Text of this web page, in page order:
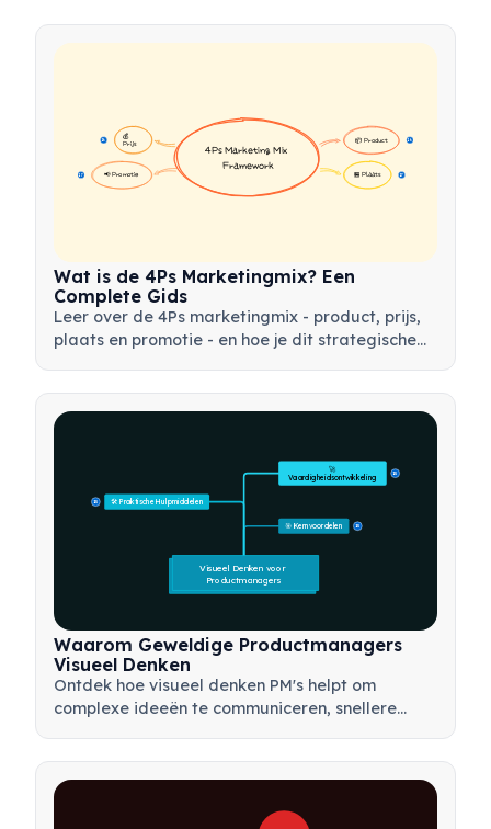
📦 Product 16
💰
Prijs
16
🏪 Plaats 17
📢 Promotie
17
4Ps Marketing Mix
Framework
Wat is de 4Ps Marketingmix? Een
Complete Gids
Leer over de 4Ps marketingmix - product, prijs,
plaats en promotie - en hoe je dit strategische
🎯 Kernvoordelen 15
🛠️ Praktische Hulpmiddelen
15
🚀
Vaardigheidsontwikkeling
15
Visueel Denken voor
Productmanagers
Waarom Geweldige Productmanagers
Visueel Denken
Ontdek hoe visueel denken PM's helpt om
complexe ideeën te communiceren, snellere
mindmaps en productbomen.